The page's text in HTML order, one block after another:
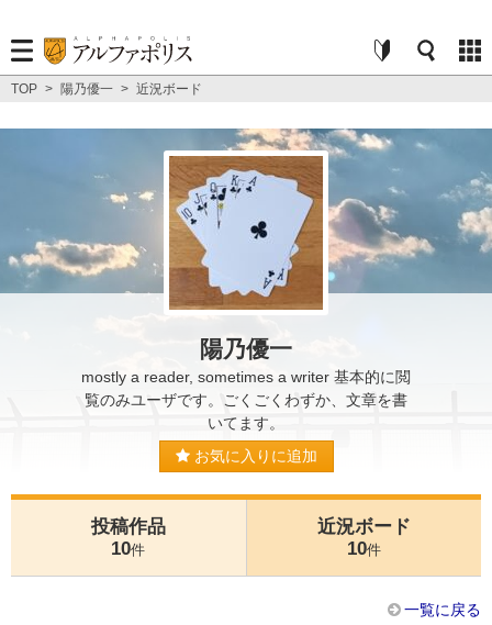
TOP > 陽乃優一 > 近況ボード
陽乃優一
mostly a reader, sometimes a writer 基本的に閲
覧のみユーザです。ごくごくわずか、文章を書
いてます。
お気に入りに追加
投稿作品
10件
近況ボード
10件
一覧に戻る